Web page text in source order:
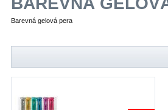
Barevná gelová pera